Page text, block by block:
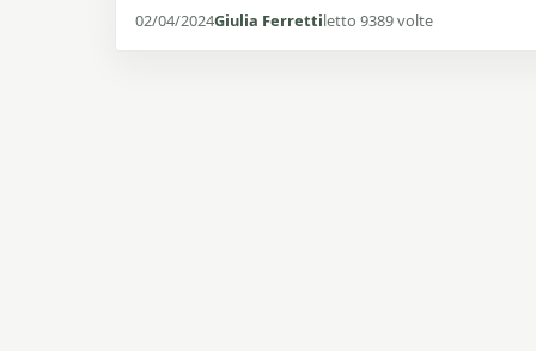
02/04/2024Giulia Ferrettiletto 9389 volte